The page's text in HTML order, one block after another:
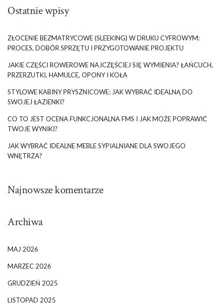
Ostatnie wpisy
ZŁOCENIE BEZMATRYCOWE (SLEEKING) W DRUKU CYFROWYM:
PROCES, DOBÓR SPRZĘTU I PRZYGOTOWANIE PROJEKTU
JAKIE CZĘŚCI ROWEROWE NAJCZĘŚCIEJ SIĘ WYMIENIA? ŁAŃCUCH,
PRZERZUTKI, HAMULCE, OPONY I KOŁA
STYLOWE KABINY PRYSZNICOWE: JAK WYBRAĆ IDEALNĄ DO
SWOJEJ ŁAZIENKI?
CO TO JEST OCENA FUNKCJONALNA FMS I JAK MOŻE POPRAWIĆ
TWOJE WYNIKI?
JAK WYBRAĆ IDEALNE MEBLE SYPIALNIANE DLA SWOJEGO
WNĘTRZA?
Najnowsze komentarze
Archiwa
MAJ 2026
MARZEC 2026
GRUDZIEŃ 2025
LISTOPAD 2025